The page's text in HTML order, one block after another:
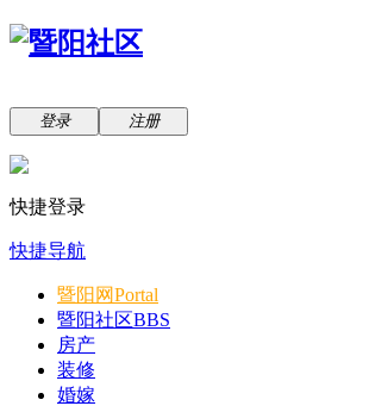
登录 注册
快捷登录
快捷导航
暨阳网Portal
暨阳社区BBS
房产
装修
婚嫁